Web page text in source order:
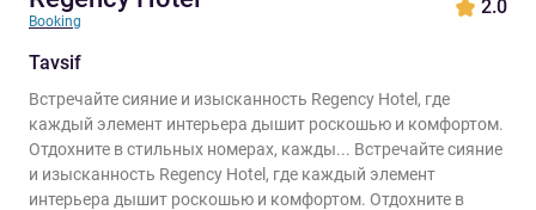
Booking
2.0
Tavsif
Встречайте сияние и изысканность Regency Hotel, где
каждый элемент интерьера дышит роскошью и комфортом.
Отдохните в стильных номерах, кажды... Встречайте сияние
и изысканность Regency Hotel, где каждый элемент
интерьера дышит роскошью и комфортом. Отдохните в